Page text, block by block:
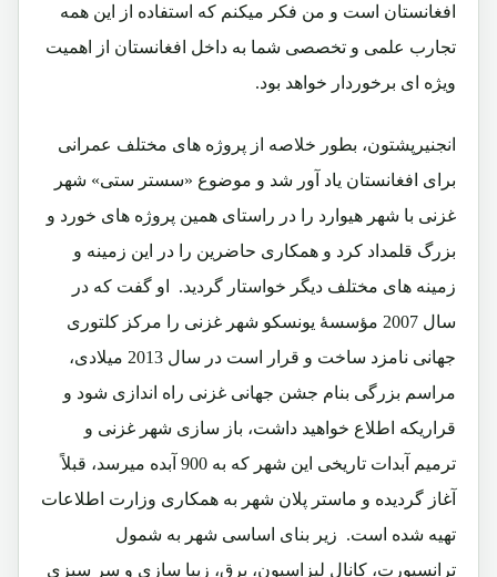
افغانستان است و من فکر میکنم که استفاده از این همه
تجارب علمی و تخصصی شما به داخل افغانستان از اهمیت
ویژه ای برخوردار خواهد بود.
انجنیرپشتون، بطور خلاصه از پروژه های مختلف عمرانی
برای افغانستان یاد آور شد و موضوع «سستر ستی» شهر
غزنی با شهر هیوارد را در راستای همین پروژه های خورد و
بزرگ قلمداد کرد و همکاری حاضرین را در این زمینه و
زمینه های مختلف دیگر خواستار گردید. او گفت که در
سال 2007 مؤسسۀ یونسکو شهر غزنی را مرکز کلتوری
جهانی نامزد ساخت و قرار است در سال 2013 میلادی،
مراسم بزرگی بنام جشن جهانی غزنی راه اندازی شود و
قراریکه اطلاع خواهید داشت، باز سازی شهر غزنی و
ترمیم آبدات تاریخی این شهر که به 900 آبده میرسد، قبلاً
آغاز گردیده و ماستر پلان شهر به همکاری وزارت اطلاعات
تهیه شده است. زیر بنای اساسی شهر به شمول
ترانسپورت، کانال لیزاسیون، برق، زیبا سازی و سر سبزی